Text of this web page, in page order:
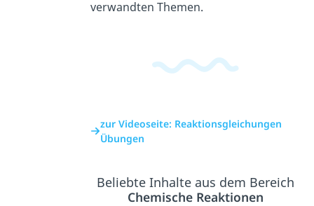
verwandten Themen.
zur Videoseite: Reaktionsgleichungen
Übungen
Beliebte Inhalte aus dem Bereich
Chemische Reaktionen